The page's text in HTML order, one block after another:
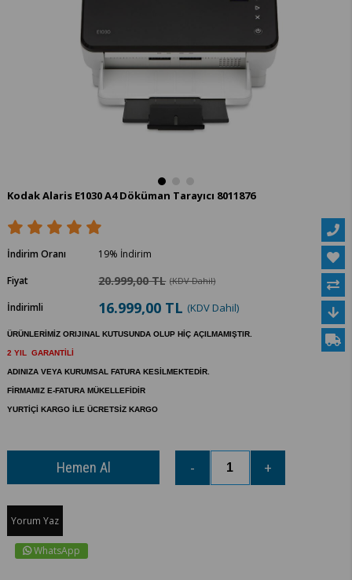
Kodak Alaris E1030 A4 Döküman Tarayıcı 8011876
İndirim Oranı %
19
İndirim
Fiyat
20.999,00 TL (KDV Dahil)
İndirimli 16.999,00 TL (KDV Dahil)
ÜRÜNLERİMİZ ORIJINAL KUTUSUNDA OLUP HİÇ AÇILMAMIŞTIR.
2 YIL GARANTİLİ
ADINIZA VEYA KURUMSAL FATURA KESİLMEKTEDİR.
FİRMAMIZ E-FATURA MÜKELLEFİDİR
YURTİÇİ KARGO İLE ÜCRETSİZ KARGO
Yorum Yaz
WhatsApp